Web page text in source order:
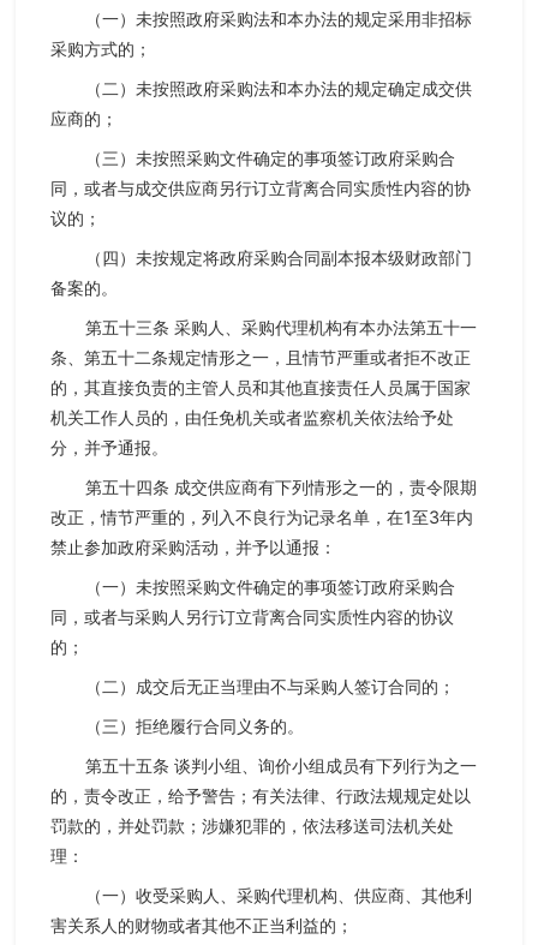
（一）未按照政府采购法和本办法的规定采用非招标
采购方式的；
（二）未按照政府采购法和本办法的规定确定成交供
应商的；
（三）未按照采购文件确定的事项签订政府采购合
同，或者与成交供应商另行订立背离合同实质性内容的协
议的；
（四）未按规定将政府采购合同副本报本级财政部门
备案的。
第五十三条 采购人、采购代理机构有本办法第五十一
条、第五十二条规定情形之一，且情节严重或者拒不改正
的，其直接负责的主管人员和其他直接责任人员属于国家
机关工作人员的，由任免机关或者监察机关依法给予处
分，并予通报。
第五十四条 成交供应商有下列情形之一的，责令限期
改正，情节严重的，列入不良行为记录名单，在1至3年内
禁止参加政府采购活动，并予以通报：
（一）未按照采购文件确定的事项签订政府采购合
同，或者与采购人另行订立背离合同实质性内容的协议
的；
（二）成交后无正当理由不与采购人签订合同的；
（三）拒绝履行合同义务的。
第五十五条 谈判小组、询价小组成员有下列行为之一
的，责令改正，给予警告；有关法律、行政法规规定处以
罚款的，并处罚款；涉嫌犯罪的，依法移送司法机关处
理：
（一）收受采购人、采购代理机构、供应商、其他利
害关系人的财物或者其他不正当利益的；